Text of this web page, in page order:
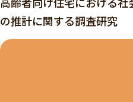
の推計に関する調査研究